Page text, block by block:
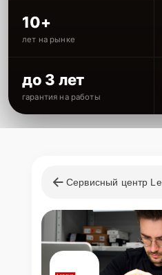
10+
лет на рынке
до 3 лет
гарантия на работы
Сервисный центр